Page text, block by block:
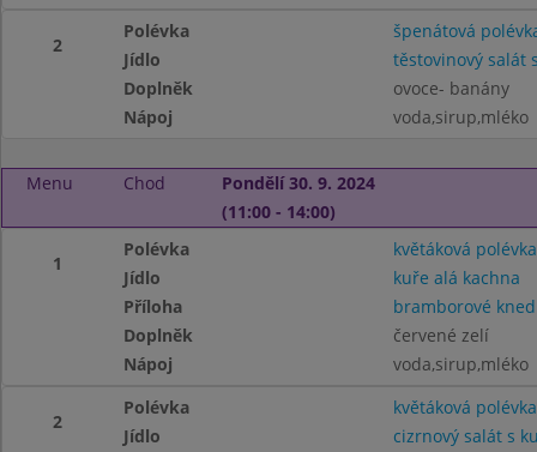
2
Polévka
špenátová
Jídlo
těstovinový salát
Doplněk
ovoce- banány
Nápoj
voda,sirup,mléko
Menu Chod
Pondělí 30. 9. 2024
(11:00 - 14:00)
1
Polévka
květáková polévka
Jídlo
kuře alá kachna
Příloha
bramborové
Doplněk
červené zelí
Nápoj
voda,sirup,mléko
2
Polévka
květáková polévka
Jídlo
cizrnový salát s